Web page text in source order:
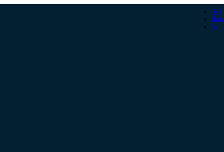
Gün
Hafta
Ay